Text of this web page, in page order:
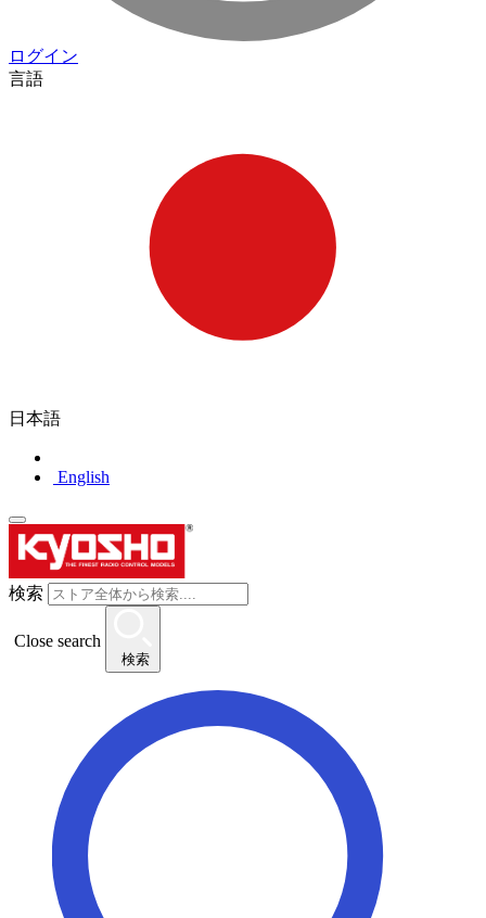
ログイン
言語
日本語
English
検索
Close search
検索